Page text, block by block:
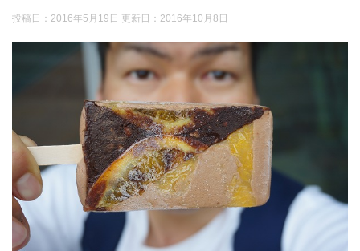
投稿日：2016年5月19日 更新日： 2016年10月8日